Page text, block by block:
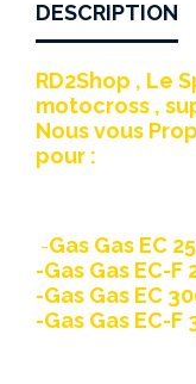
DESCRIPTION
RD2Shop , Le
motocross ,
Nous vous
pour :
-Gas Gas EC
-Gas Gas EC-F
-Gas Gas EC
-Gas Gas EC-F